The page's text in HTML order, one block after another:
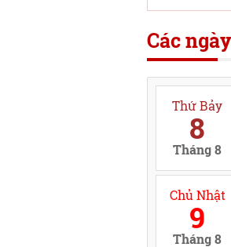
Các
Thứ Bảy
8
Tháng 8
Chủ Nhật
9
Tháng 8